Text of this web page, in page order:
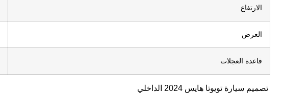
الارتفاع
العرض
قاعدة العجلات
تصميم سيارة تويوتا هايس 2024 الداخلي